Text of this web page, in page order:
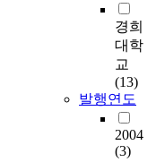
경희
대학
교
(13)
발행연도
2004
(3)